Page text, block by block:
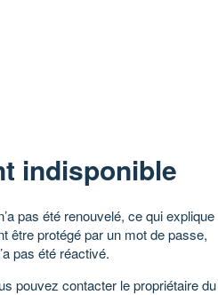
indisponible
pas été renouvelé, ce qui explique
être protégé par un mot de passe,
pas été réactivé.
pouvez contacter le propriétaire du